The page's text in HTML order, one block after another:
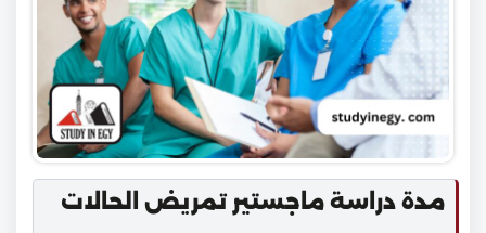
مدة دراسة ماجستير تمريض الحالات